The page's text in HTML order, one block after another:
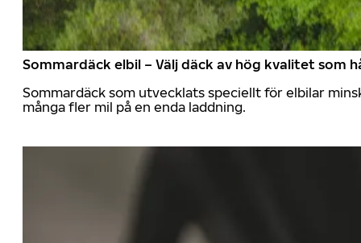
Sommardäck elbil – Välj däck av hög kvalitet som
Sommardäck som utvecklats speciellt för elbilar
många fler mil på en enda laddning.